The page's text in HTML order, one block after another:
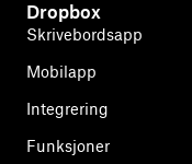
Dropbox
Skrivebordsapp
Mobilapp
Integrering
Funksjoner